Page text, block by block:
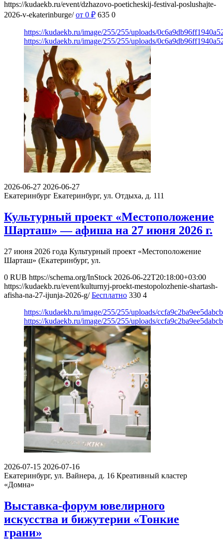
https://kudaekb.ru/event/dzhazovo-poeticheskij-festival-poslushajte-
2026-v-ekaterinburge/ от 0 ₽ 635 0
https://kudaekb.ru/image/255/255/uploads/
https://kudaekb.ru/image/255/255/uploads/
2026-06-27 2026-06-27
Екатеринбург Екатеринбург, ул. Отдыха, д. 111
Культурный проект «Местоположение
Шарташ» — афиша на 27 июня 2026 г.
27 июня 2026 года Культурный проект «Местоположение
Шарташ» (Екатеринбург, ул.
0 RUB https://schema.org/InStock 2026-06-22T20:18:00+03:00
https://kudaekb.ru/event/kulturnyj-proekt-mestopolozhenie-shartash-
afisha-na-27-ijunja-2026-g/ Бесплатно 330 4
https://kudaekb.ru/image/255/255/uploads/
https://kudaekb.ru/image/255/255/uploads/
2026-07-15 2026-07-16
Екатеринбург, ул. Вайнера, д. 16 Креативный кластер
«Домна»
Выставка-форум ювелирного
искусства и бижутерии «Тонкие
грани»